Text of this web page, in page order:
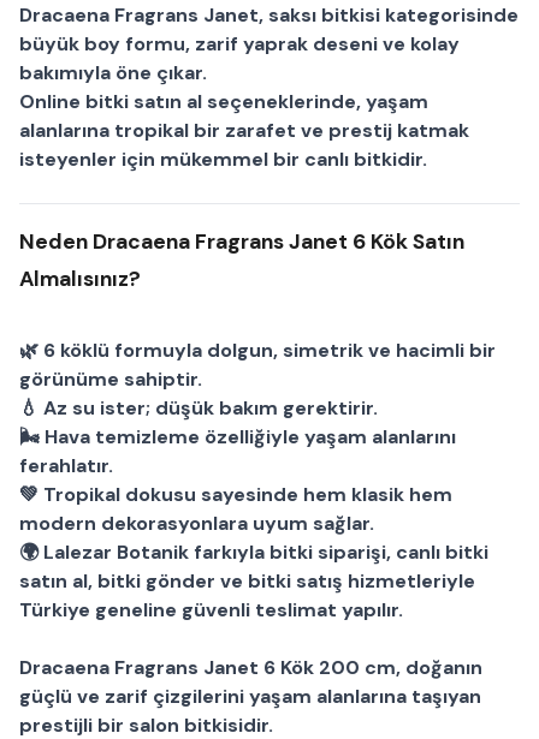
Dracaena Fragrans Janet, saksı bitkisi kategorisinde
büyük boy formu, zarif yaprak deseni ve kolay
bakımıyla öne çıkar.
Online bitki satın al seçeneklerinde, yaşam
alanlarına tropikal bir zarafet ve prestij katmak
isteyenler için mükemmel bir canlı bitkidir.
Neden Dracaena Fragrans Janet 6 Kök Satın
Almalısınız?
🌿 6 köklü formuyla dolgun, simetrik ve hacimli bir
görünüme sahiptir.
💧 Az su ister; düşük bakım gerektirir.
🌬 Hava temizleme özelliğiyle yaşam alanlarını
ferahlatır.
💚 Tropikal dokusu sayesinde hem klasik hem
modern dekorasyonlara uyum sağlar.
🌍Lalezar Botanik farkıyla bitki siparişi, canlı bitki
satın al, bitki gönder ve bitki satış hizmetleriyle
Türkiye geneline güvenli teslimat yapılır.
Dracaena Fragrans Janet 6 Kök 200 cm, doğanın
güçlü ve zarif çizgilerini yaşam alanlarına taşıyan
prestijli bir salon bitkisidir.